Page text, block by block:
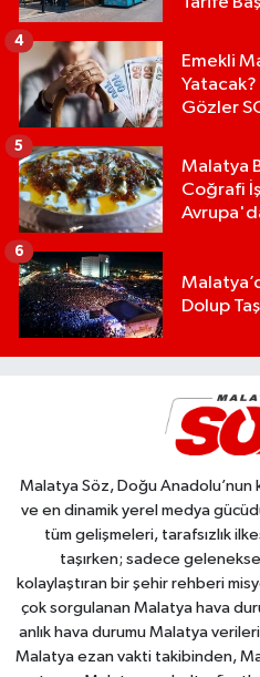
Emekli
Gözler
4
Malatya
Coğrafi
5
Dolup
6
Malatya Söz, Doğu Anadolu’nun
ve en dinamik yerel medya
tüm gelişmeleri, tarafsızlık
taşırken; sadece
kolaylaştıran bir şehir rehberi
çok sorgulanan Malatya hava
anlık hava durumu Malatya
Malatya ezan vakti takibinden,